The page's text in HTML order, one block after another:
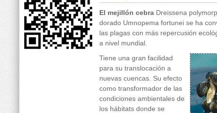
El mejillón cebra Dreissena
dorado Umnopema fortunei se ha
las plagas con más repercusión
a nivel mundial.
Tiene una gran facilidad
para su translocación a
nuevas cuencas. Su efecto
como transformador de las
condiciones ambientales de
los hábitats donde se